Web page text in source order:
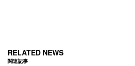
RELATED NEWS
関連記事